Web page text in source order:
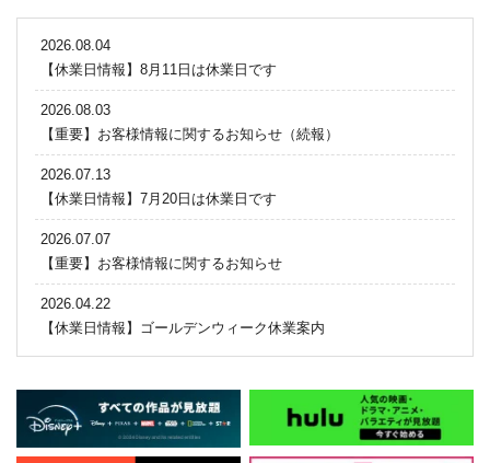
2026.08.04
【休業日情報】8月11日は休業日です
2026.08.03
【重要】お客様情報に関するお知らせ（続報）
2026.07.13
【休業日情報】7月20日は休業日です
2026.07.07
【重要】お客様情報に関するお知らせ
2026.04.22
【休業日情報】ゴールデンウィーク休業案内